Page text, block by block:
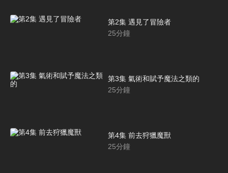
第2集 遇見了冒險者
25分鐘
第3集 氣術和賦予魔法之類的
25分鐘
第4集 前去狩獵魔獸
25分鐘